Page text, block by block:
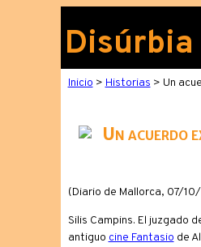
Disúrbia
Inicio > Historias > Un
Un acuerdo
(Diario de Mallorca, 07/
Silis Campins. El juzgado
antiguo cine Fantasio de